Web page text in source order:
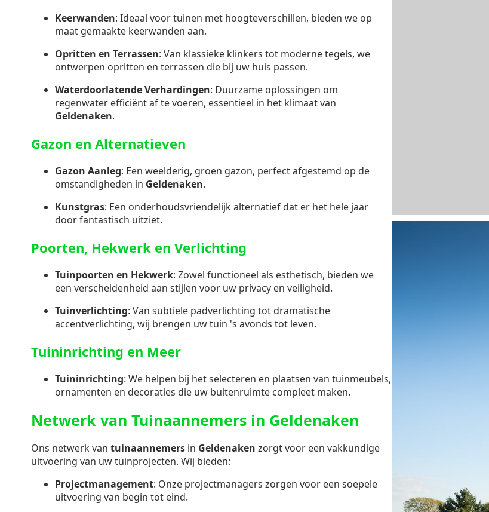
Keerwanden: Ideaal voor tuinen met hoogteverschillen, bieden we op
maat gemaakte keerwanden aan.
Opritten en Terrassen: Van klassieke klinkers tot moderne tegels, we
ontwerpen opritten en terrassen die bij uw huis passen.
Waterdoorlatende Verhardingen: Duurzame oplossingen om
regenwater efficiënt af te voeren, essentieel in het klimaat van
Geldenaken.
Gazon en Alternatieven
Gazon Aanleg: Een weelderig, groen gazon, perfect afgestemd op de
omstandigheden in Geldenaken.
Kunstgras: Een onderhoudsvriendelijk alternatief dat er het hele jaar
door fantastisch uitziet.
Poorten, Hekwerk en Verlichting
Tuinpoorten en Hekwerk: Zowel functioneel als esthetisch, bieden we
een verscheidenheid aan stijlen voor uw privacy en veiligheid.
Tuinverlichting: Van subtiele padverlichting tot dramatische
accentverlichting, wij brengen uw tuin 's avonds tot leven.
Tuininrichting en Meer
Tuininrichting: We helpen bij het selecteren en plaatsen van tuinmeubels,
ornamenten en decoraties die uw buitenruimte compleet maken.
Netwerk van Tuinaannemers in Geldenaken
Ons netwerk van tuinaannemers in Geldenaken zorgt voor een vakkundige
uitvoering van uw tuinprojecten. Wij bieden:
Projectmanagement: Onze projectmanagers zorgen voor een soepele
uitvoering van begin tot eind.